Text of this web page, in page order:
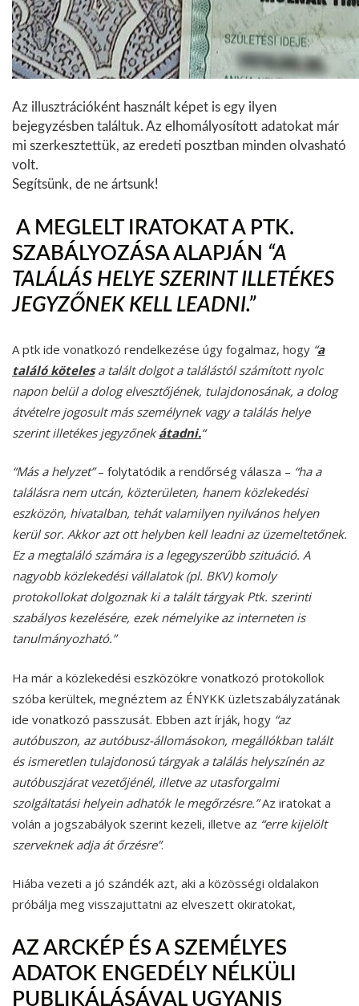
Az illusztrációként használt képet is egy ilyen
bejegyzésben találtuk. Az elhomályosított adatokat már
mi szerkesztettük, az eredeti posztban minden olvasható
volt.
Segítsünk, de ne ártsunk!
A MEGLELT IRATOKAT A PTK.
SZABÁLYOZÁSA ALAPJÁN “A
TALÁLÁS HELYE SZERINT ILLETÉKES
JEGYZŐNEK KELL LEADNI.”
A ptk ide vonatkozó rendelkezése úgy fogalmaz, hogy “a
találó kötelesa talált dolgot a találástól számított nyolc
napon belül a dolog elvesztőjének, tulajdonosának, a dolog
átvételre jogosult más személynek vagy a találás helye
szerint illetékes jegyzőnek átadni.“
“Más a helyzet”– folytatódik a rendőrség válasza – “ha a
találásra nem utcán, közterületen, hanem közlekedési
eszközön, hivatalban, tehát valamilyen nyilvános helyen
kerül sor. Akkor azt ott helyben kell leadni az üzemeltetőnek.
Ez a megtaláló számára is a legegyszerűbb szituáció. A
nagyobb közlekedési vállalatok (pl. BKV) komoly
protokollokat dolgoznak ki a talált tárgyak Ptk. szerinti
szabályos kezelésére, ezek némelyike az interneten is
tanulmányozható.”
Ha már a közlekedési eszközökre vonatkozó protokollok
szóba kerültek, megnéztem az ÉNYKK üzletszabályzatának
ide vonatkozó passzusát. Ebben azt írják, hogy “az
autóbuszon, az autóbusz-állomásokon, megállókban talált
és ismeretlen tulajdonosú tárgyak a találás helyszínén az
autóbuszjárat vezetőjénél, illetve az utasforgalmi
szolgáltatási helyein adhatók le megőrzésre.”Az iratokat a
volán a jogszabályok szerint kezeli, illetve az “erre kijelölt
szerveknek adja át őrzésre”.
Hiába vezeti a jó szándék azt, aki a közösségi oldalakon
próbálja meg visszajuttatni az elveszett okiratokat,
AZ ARCKÉP ÉS A SZEMÉLYES
ADATOK ENGEDÉLY NÉLKÜLI
PUBLIKÁLÁSÁVAL UGYANIS